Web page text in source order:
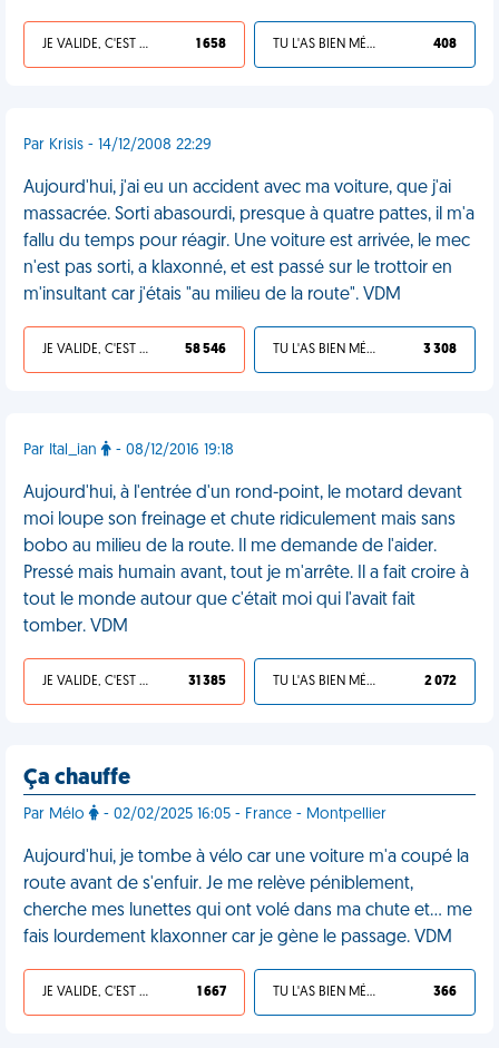
JE VALIDE, C'EST UNE VDM 1 658 TU L'AS BIEN MÉRITÉ 408
Par Krisis - 14/12/2008 22:29
Aujourd'hui, j'ai eu un accident avec ma voiture, que j'ai
massacrée. Sorti abasourdi, presque à quatre pattes, il m'a
fallu du temps pour réagir. Une voiture est arrivée, le mec
n'est pas sorti, a klaxonné, et est passé sur le trottoir en
m'insultant car j'étais "au milieu de la route". VDM
JE VALIDE, C'EST UNE VDM 58 546 TU L'AS BIEN MÉRITÉ 3 308
Par Ital_ian - 08/12/2016 19:18
Aujourd'hui, à l'entrée d'un rond-point, le motard devant
moi loupe son freinage et chute ridiculement mais sans
bobo au milieu de la route. Il me demande de l'aider.
Pressé mais humain avant, tout je m'arrête. Il a fait croire à
tout le monde autour que c'était moi qui l'avait fait
tomber. VDM
JE VALIDE, C'EST UNE VDM 31 385 TU L'AS BIEN MÉRITÉ 2 072
Ça chauffe
Par Mélo - 02/02/2025 16:05 - France - Montpellier
Aujourd'hui, je tombe à vélo car une voiture m'a coupé la
route avant de s'enfuir. Je me relève péniblement,
cherche mes lunettes qui ont volé dans ma chute et… me
fais lourdement klaxonner car je gène le passage. VDM
JE VALIDE, C'EST UNE VDM 1 667 TU L'AS BIEN MÉRITÉ 366